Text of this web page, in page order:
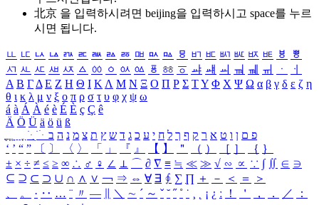
北京 을 입력하시려면 beijing을 입력하시고 space를 누르
시면 됩니다.
ㅥ ㅦ ㅧ ㅨ ㅩ ㅪ ㅫ ㅬ ㅭ ㅮ ㅯ ㅰ ㅱ ㅲ ㅳ ㅴ ㅵ ㅶ ㅷ ㅸ
ㅹ
ㅺ ㅻ ㅼ ㅽ ㅾ ㅿ ㆀ ㆁ ㆂ ㆃ ㆄ ㆅ ㆆ ㆇ ㆈ ㆉ ㆊ ㆋ ㆌ ㆍ
ㆎ
Α Β ΓΔ Ε Ζ Η Θ Ι ΚΛ Μ Ν Ξ Ο Π Ρ Σ ΤΥ Φ Χ Ψ Ω α β γ δ ε ζ η
θ ι κ λ μ ν ξ ο π ρ σ τ υ φ χ ψ ω
á à Á À é è É È ç Ç ê
Ä Ö Ü ä ö ü ß
ִֶֹ ֻּ ׁׂ פ ם ן ו ט א ר ק ף ך ל ח י ע כ ג ד ש ץ ת צ מ נ ה ב
‘ ’ “ ” 〔 〕 〈 〉 「 」 『 』 【 】 ＂ （ ） ［ ］ ｛ ｝
± × ÷ ≠ ≤ ≥ ∞ ∴ ♂ ♀ ∠ ⊥ ⌒ ∂ ∇ ≡ ≒ ≪ ≫ √ ∽ ∝ ∵ ∫ ∬ ∈ ∋
⊆ ⊇ ⊂ ⊃ ∪ ∩ ∧ ∨ ￢ ⇒ ⇔ ∀ ∃ ∮ ∑ ∏ ＋ － ＜ ＝
＞
、
。 · ‥ … ¨ 〃 ― ＼ ∼ ´ ～ ˇ ˘ ˝ ˚ ˙ ¸ ¡ ¿ ː ！ ＇ ， ． ／
：